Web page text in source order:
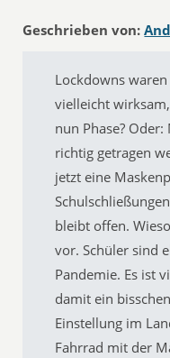
Geschrieben von:
Lockdowns
vielleicht
nun Phase?
richtig getragen
jetzt eine
bleibt offen.
vor. Schüler sind
Pandemie. Es ist
damit ein
Einstellung im
Fahrrad mit der